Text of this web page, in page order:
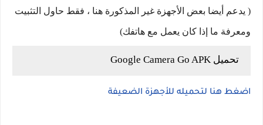
( يدعم أيضا بعض الأجهزة غير المذكورة هنا ، فقط حاول التثبيت
ومعرفة ما إذا كان يعمل مع هاتفك)
تحميل Google Camera Go APK
اضغط هنا لتحميله للأجهزة الضعيفة